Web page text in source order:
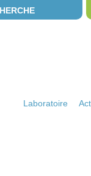
Laboratoire